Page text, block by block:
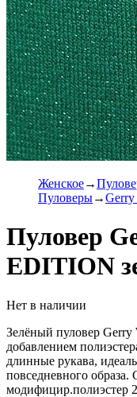
Женское
Пуловеры
Gerry
Пуловер
EDITION
Нет в наличии
Зелёный пуловер
добавлением
длинные рукава,
повседневного образа.
модифицир.полиэстер